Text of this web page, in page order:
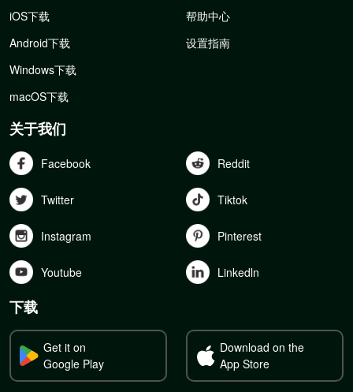
iOS下载
Android下载
Windows下载
macOS下载
帮助中心
设置指南
关于我们
Facebook Reddit
Twitter Tiktok
Instagram Pinterest
Youtube Linkedln
下载
Get it on
Google Play
Download on the
App Store